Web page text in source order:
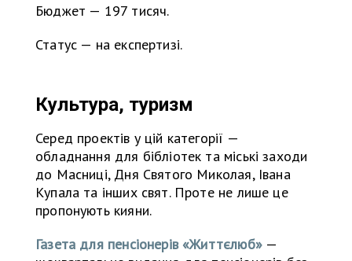
Бюджет — 197 тисяч.
Статус — на експертизі.
Культура, туризм
Серед проектів у цій категорії —
обладнання для бібліотек та міські заходи
до Масниці, Дня Святого Миколая, Івана
Купала та інших свят. Проте не лише це
пропонують кияни.
Газета для пенсіонерів «Життєлюб»—